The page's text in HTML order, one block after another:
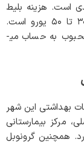
است. هزینه بلیط
ماهانه برای استفاده از اتوبوس و تراموا حدود۳۰ تا ۵۰ یورو است.
دوچرخه‌سواری نیز یک گزینه مقرون‌به‌صرفه و محبوب به حساب می­
بهداشتی این شهر
مرکز بیمارستانی
که بیش از ۲۰۰۰ تخت دارد. همچنین گرونوبل